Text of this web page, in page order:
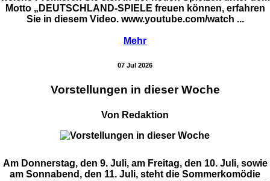
Motto „DEUTSCHLAND-SPIELE freuen können, erfahren
Sie in diesem Video. www.youtube.com/watch ...
Mehr
07 Jul 2026
Vorstellungen in dieser Woche
Von Redaktion
Am Donnerstag, den 9. Juli, am Freitag, den 10. Juli, sowie
am Sonnabend, den 11. Juli, steht die Sommerkomödie